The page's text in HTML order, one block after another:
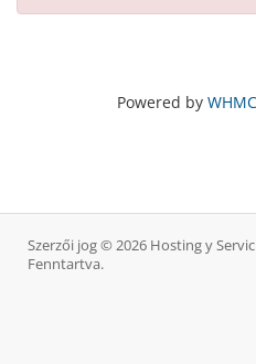
Powered by
Szerzői jog © 2026 Hosting y
Fenntartva.